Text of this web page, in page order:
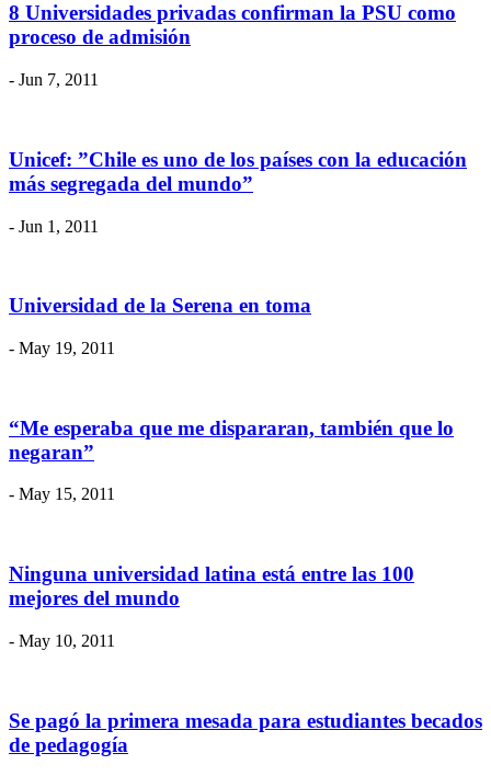
8 Universidades privadas confirman la PSU como
proceso de admisión
- Jun 7, 2011
Unicef: ”Chile es uno de los países con la educación
más segregada del mundo”
- Jun 1, 2011
Universidad de la Serena en toma
- May 19, 2011
“Me esperaba que me dispararan, también que lo
negaran”
- May 15, 2011
Ninguna universidad latina está entre las 100
mejores del mundo
- May 10, 2011
Se pagó la primera mesada para estudiantes becados
de pedagogía